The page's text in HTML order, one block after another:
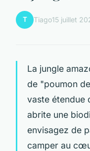
T Tiago15 juillet
La jungle
de "poumon
vaste étendue
abrite une
envisagez de
camper au